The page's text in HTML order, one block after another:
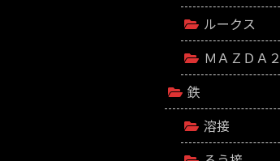
ルークス
ＭＡＺＤＡ２
鉄
溶接